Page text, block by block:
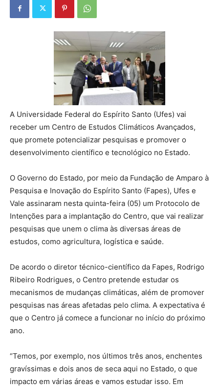
A Universidade Federal do Espírito Santo (Ufes) vai
receber um Centro de Estudos Climáticos Avançados,
que promete potencializar pesquisas e promover o
desenvolvimento científico e tecnológico no Estado.
O Governo do Estado, por meio da Fundação de Amparo à
Pesquisa e Inovação do Espírito Santo (Fapes), Ufes e
Vale assinaram nesta quinta-feira (05) um Protocolo de
Intenções para a implantação do Centro, que vai realizar
pesquisas que unem o clima às diversas áreas de
estudos, como agricultura, logística e saúde.
De acordo o diretor técnico-científico da Fapes, Rodrigo
Ribeiro Rodrigues, o Centro pretende estudar os
mecanismos de mudanças climáticas, além de promover
pesquisas nas áreas afetadas pelo clima. A expectativa é
que o Centro já comece a funcionar no início do próximo
ano.
“Temos, por exemplo, nos últimos três anos, enchentes
gravíssimas e dois anos de seca aqui no Estado, o que
impacto em várias áreas e vamos estudar isso. Em